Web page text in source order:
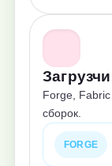
Forge,
сборок.
FORGE